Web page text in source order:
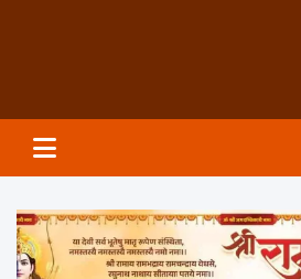
Groundzeronews